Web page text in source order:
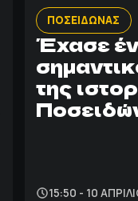
ΠΟΣΕΙΔΩΝΑΣ
Έχασε
της
15:50 - 10